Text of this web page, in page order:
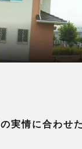
実情に合わせ